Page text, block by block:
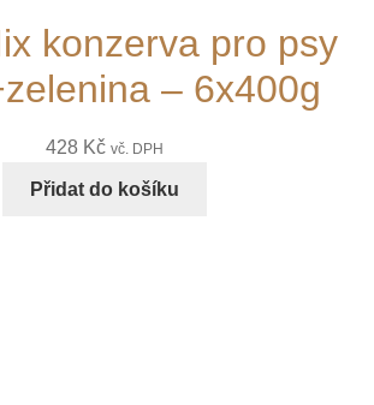
konzerva pro psy
– 6x400g
428 Kč vč. DPH
Přidat do košíku